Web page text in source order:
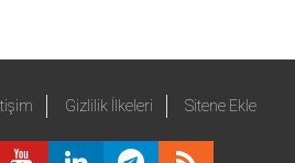
Gizlilik İlkeleri Sitene Ekle